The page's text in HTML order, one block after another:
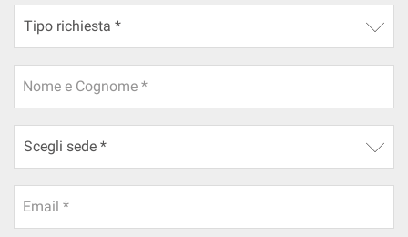
Nome e Cognome *
Email *